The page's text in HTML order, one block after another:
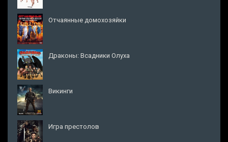
Отчаянные домохозяйки
Драконы: Всадники Олуха
Викинги
Игра престолов